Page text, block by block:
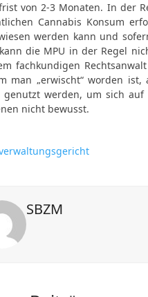
von 2-3 Monaten. In der
Cannabis Konsum
werden kann und
die MPU in der Regel
fachkundigen
man „erwischt“ worden
genutzt werden, um sich auf
nicht bewusst.
SBZM